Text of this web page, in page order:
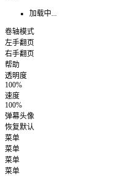
加载中...
卷轴模式
左手翻页
右手翻页
帮助
透明度
100%
速度
100%
弹幕头像
恢复默认
菜单
菜单
菜单
菜单